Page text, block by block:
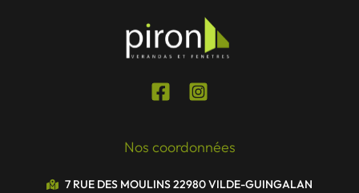
Nos coordonnées
7 RUE DES MOULINS 22980 VILDE-GUINGALAN